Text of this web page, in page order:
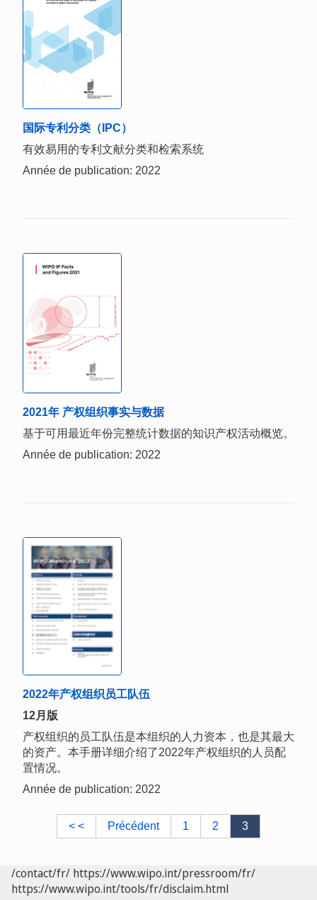
国际专利分类（IPC）
有效易用的专利文献分类和检索系统
Année de publication: 2022
2021年 产权组织事实与数据
基于可用最近年份完整统计数据的知识产权活动概览。
Année de publication: 2022
2022年产权组织员工队伍
12月版
产权组织的员工队伍是本组织的人力资本，也是其最大
的资产。本手册详细介绍了2022年产权组织的人员配
置情况。
Année de publication: 2022
< < Précédent 1 2 3
/contact/fr/ https://www.wipo.int/pressroom/fr/
https://www.wipo.int/tools/fr/disclaim.html